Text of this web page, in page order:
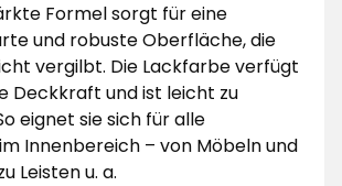
Formel sorgt für eine
und robuste Oberfläche, die
vergilbt. Die Lackfarbe verfügt
Deckkraft und ist leicht zu
eignet sie sich für alle
Innenbereich – von Möbeln und
Leisten u. a.